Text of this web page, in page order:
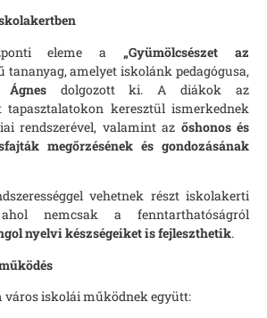
eleme a „Gyümölcsészet az
tananyag, amelyet iskolánk pedagógusa,
dolgozott ki. A diákok az
keresztül ismerkednek
rendszerével, valamint az őshonos és
megőrzésének és gondozásának
vehetnek részt iskolakerti
ahol nemcsak a fenntarthatóságról
nyelvi készségeiket is fejleszthetik.
város iskolái működnek együtt: